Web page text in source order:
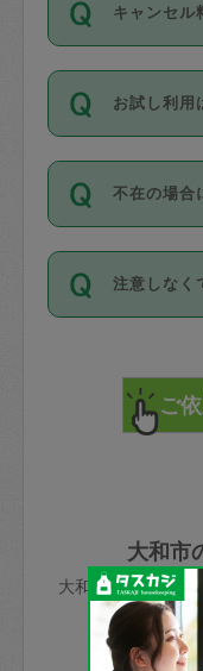
日本語も
ールに記
を依頼して
現場トラ
ジさんが
※テストセ
参考
【
です。作
をさせた
す。
写真を撮
詳細FAQ：
以降）の
す。
タスカジ
可能です。
キャンセル
キャンセ
す。
1. 直前キ
共通）
72時間を
料が発生
直前キャ
72時間前
依頼者不
金額の
※例：依
合、水曜
お試し利用
「お試し
せんが、
とによっ
まず、条
みてくだ
その後、
不在の場合
不在の場
が必要で
ジさんと
てくださ
不在時に
きた場合
ご注意く
注意しなく
で、必ず
れて依頼
けてくださ
玉、など
あわせて
利用しま
はありま
大和市
大和市のタスカジ